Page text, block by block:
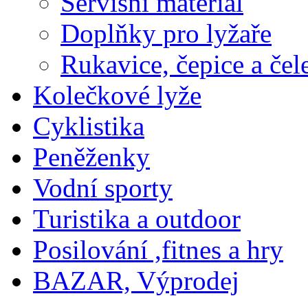
Doplňky pro lyžaře
Rukavice, čepice a
Kolečkové lyže
Cyklistika
Peněženky
Vodní sporty
Turistika a outdoor
Posilování ,fitnes a hry
BAZAR, Výprodej